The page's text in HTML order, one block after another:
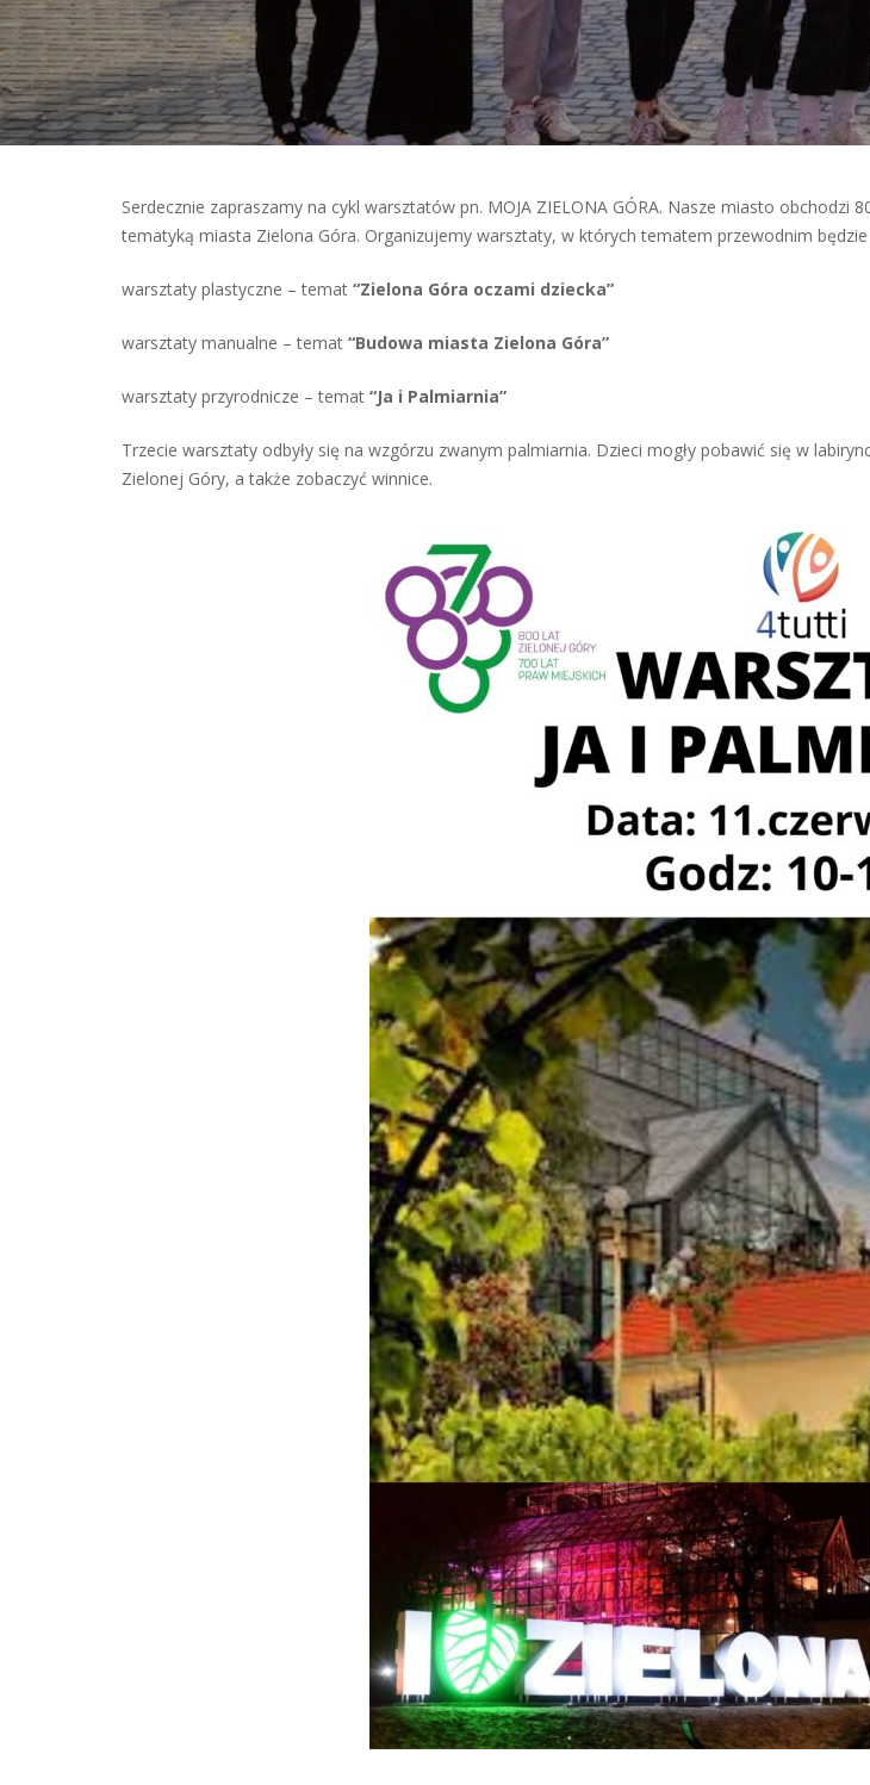
Serdecznie zapraszamy na cykl warsztatów pn. MOJA ZIELONA GÓRA. Nasze miasto
tematyką miasta Zielona Góra. Organizujemy warsztaty, w których tematem przewodnim
warsztaty plastyczne – temat “Zielona Góra oczami dziecka”
warsztaty manualne – temat “Budowa miasta Zielona Góra”
warsztaty przyrodnicze – temat “Ja i Palmiarnia”
Trzecie warsztaty odbyły się na wzgórzu zwanym palmiarnia. Dzieci mogły pobawić się w
Zielonej Góry, a także zobaczyć winnice.